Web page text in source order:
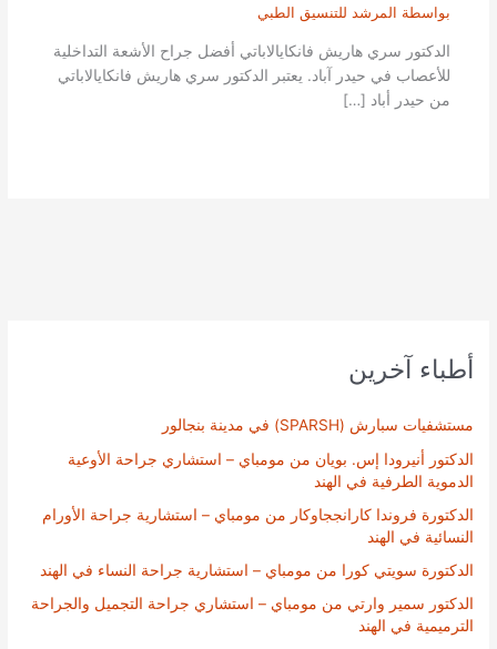
أطباء آخرين
مستشفيات سبارش (SPARSH) في مدينة بنجالور
الدكتور أنيرودا إس. بويان من مومباي – استشاري جراحة الأوعية
الدموية الطرفية في الهند
الدكتورة فروندا كارانججاوكار من مومباي – استشارية جراحة الأورام
النسائية في الهند
الدكتورة سويتي كورا من مومباي – استشارية جراحة النساء في الهند
الدكتور سمير وارتي من مومباي – استشاري جراحة التجميل والجراحة
الترميمية في الهند
بواسطة المرشد للتنسيق الطبي
الدكتور سري هاريش فانكايالاباتي أفضل جراح الأشعة التداخلية
للأعصاب في حيدر آباد. يعتبر الدكتور سري هاريش فانكايالاباتي
من حيدر أباد […]